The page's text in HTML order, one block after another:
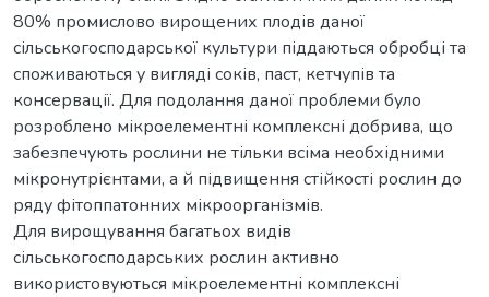
80% промислово вирощених плодів даної
сільськогосподарської культури піддаються обробці та
споживаються у вигляді соків, паст, кетчупів та
консервації. Для подолання даної проблеми було
розроблено мікроелементні комплексні добрива, що
забезпечують рослини не тільки всіма необхідними
мікронутрієнтами, а й підвищення стійкості рослин до
ряду фітоппатонних мікроорганізмів.
Для вирощування багатьох видів
сільськогосподарських рослин активно
використовуються мікроелементні комплексні